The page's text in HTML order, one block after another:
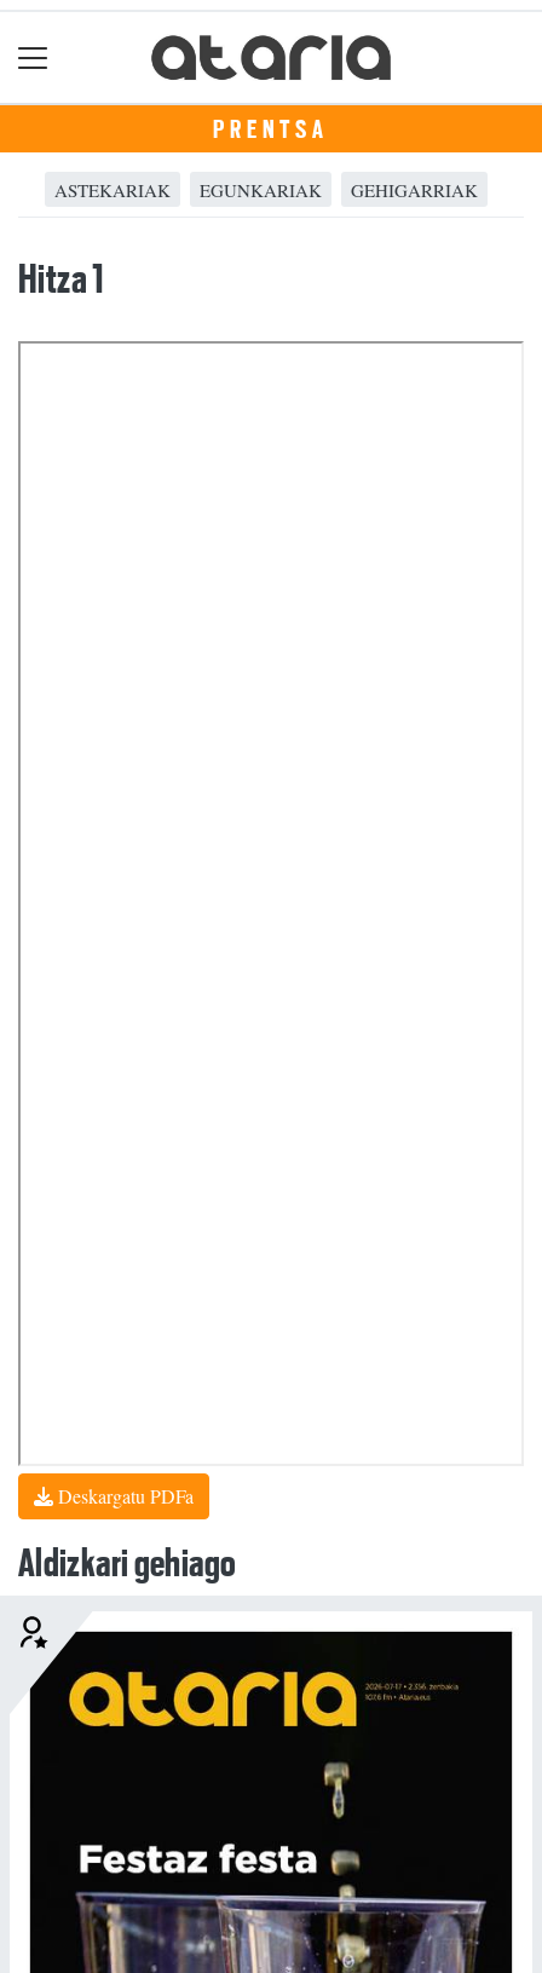
PRENTSA
ASTEKARIAK EGUNKARIAK GEHIGARRIAK
Hitza 1
Deskargatu PDFa
Aldizkari gehiago